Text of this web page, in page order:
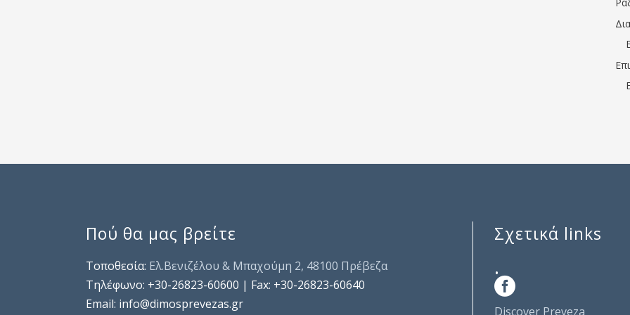
Πού θα μας βρείτε
Τοποθεσία: Ελ.Βενιζέλου & Μπαχούμη 2, 48100 Πρέβεζα
Τηλέφωνo: +30-26823-60600 | Fax: +30-26823-60640
Email: info@dimosprevezas.gr
Σχετικά links
.
Discover Preveza